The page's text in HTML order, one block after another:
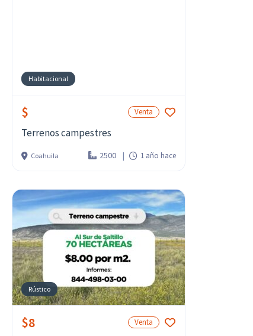
Habitacional
$ Venta
Terrenos campestres
Coahuila 2500 1 año hace
Rústico
$8 Venta